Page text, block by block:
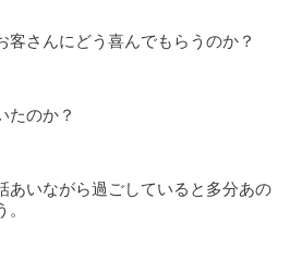
客さんにどう喜んでもらうのか？
たのか？
あいながら過ごしていると多分あの